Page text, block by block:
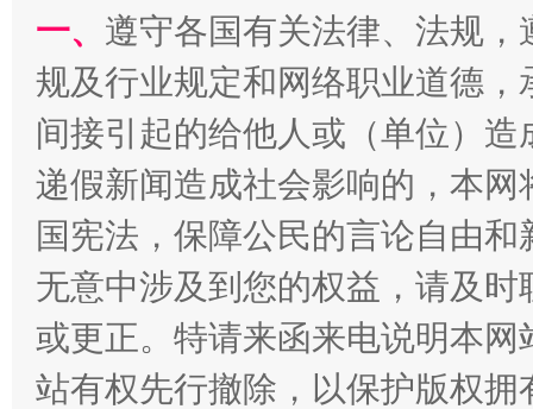
揭批美国五大"原罪" "炒
一、 遵守各国有关法律、法规
规及行业规定和网络职业道德
间接引起的给他人或（单位）
递假新闻造成社会影响的，本
国宪法，保障公民的言论自由
无意中涉及到您的权益，请及
或更正。特请来函来电说明本
站有权先行撤除，以保护版权